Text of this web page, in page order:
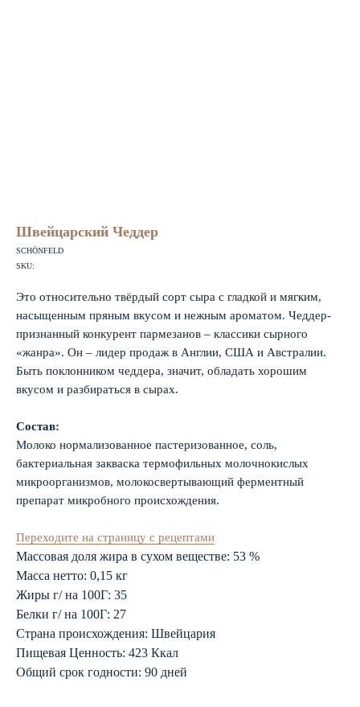
Швейцарский Чеддер
SCHÖNFELD
SKU:
Это относительно твёрдый сорт сыра с гладкой и мягким,
насыщенным пряным вкусом и нежным ароматом. Чеддер-
признанный конкурент пармезанов – классики сырного
«жанра». Он – лидер продаж в Англии, США и Австралии.
Быть поклонником чеддера, значит, обладать хорошим
вкусом и разбираться в сырах.
Состав:
Молоко нормализованное пастеризованное, соль,
бактериальная закваска термофильных молочнокислых
микроорганизмов, молокосвертывающий ферментный
препарат микробного происхождения.
Переходите на страницу с рецептами
Массовая доля жира в сухом веществе: 53 %
Масса нетто: 0,15 кг
Жиры г/ на 100Г: 35
Белки г/ на 100Г: 27
Страна происхождения: Швейцария
Пищевая Ценность: 423 Ккал
Oбщий срок годности: 90 дней